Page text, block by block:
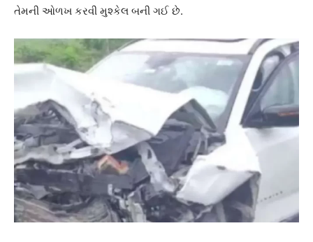
તેમની ઓળખ કરવી મુશ્કેલ બની ગઈ છે.